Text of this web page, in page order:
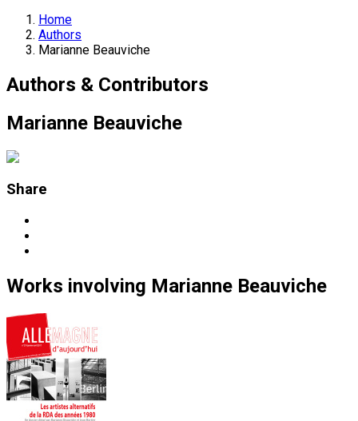
Home
Authors
Marianne Beauviche
Authors & Contributors
Marianne Beauviche
Share
Works involving Marianne Beauviche